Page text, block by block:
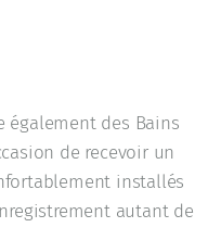
également des Bains
de recevoir un
installés
autant de